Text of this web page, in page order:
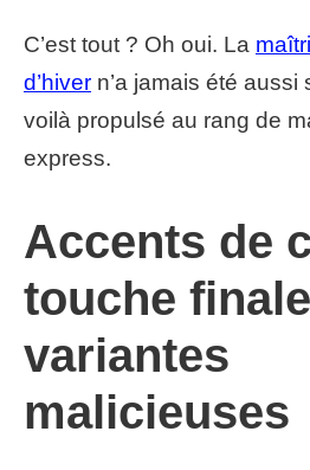
C’est tout ? Oh oui. La
d’hiver n’a jamais été aussi
voilà propulsé au rang de
express.
Accents de
touche
variantes
malicieuses